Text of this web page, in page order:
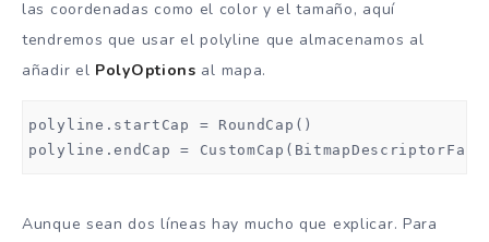
las coordenadas como el color y el tamaño, aquí
tendremos que usar el polyline que almacenamos al
añadir el PolyOptions al mapa.
polyline.startCap = RoundCap()
polyline.endCap =
Aunque sean dos líneas hay mucho que explicar. Para